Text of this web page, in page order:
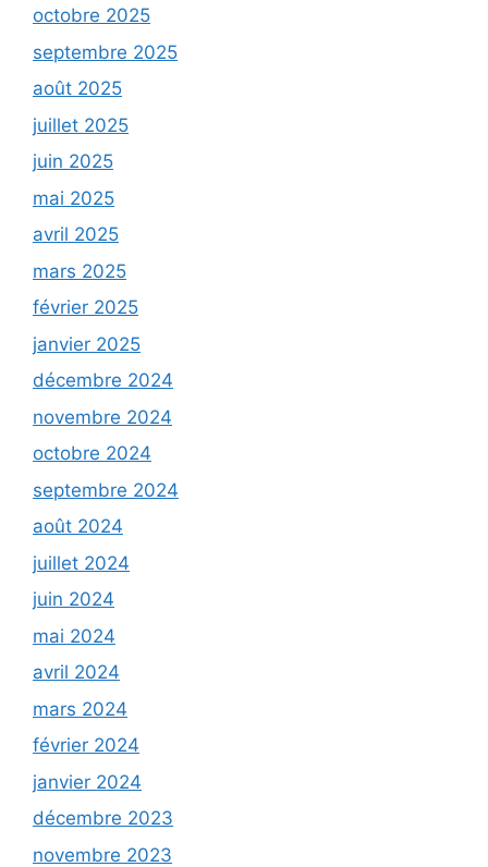
octobre 2025
septembre 2025
août 2025
juillet 2025
juin 2025
mai 2025
avril 2025
mars 2025
février 2025
janvier 2025
décembre 2024
novembre 2024
octobre 2024
septembre 2024
août 2024
juillet 2024
juin 2024
mai 2024
avril 2024
mars 2024
février 2024
janvier 2024
décembre 2023
novembre 2023